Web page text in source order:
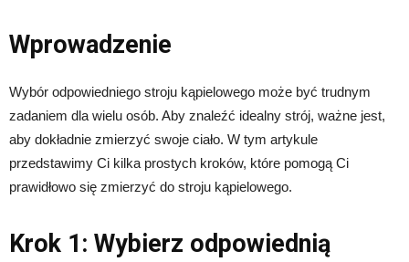
Wprowadzenie
Wybór odpowiedniego stroju kąpielowego może być trudnym
zadaniem dla wielu osób. Aby znaleźć idealny strój, ważne jest,
aby dokładnie zmierzyć swoje ciało. W tym artykule
przedstawimy Ci kilka prostych kroków, które pomogą Ci
prawidłowo się zmierzyć do stroju kąpielowego.
Krok 1: Wybierz odpowiednią